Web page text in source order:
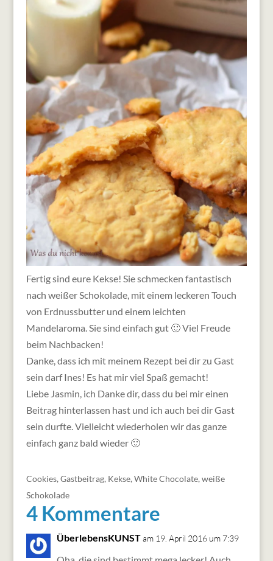
Fertig sind eure Kekse! Sie schmecken fantastisch
nach weißer Schokolade, mit einem leckeren Touch
von Erdnussbutter und einem leichten
Mandelaroma. Sie sind einfach gut 🙂 Viel Freude
beim Nachbacken!
Danke, dass ich mit meinem Rezept bei dir zu Gast
sein darf Ines! Es hat mir viel Spaß gemacht!
Liebe Jasmin, ich Danke dir, dass du bei mir einen
Beitrag hinterlassen hast und ich auch bei dir Gast
sein durfte. Vielleicht wiederholen wir das ganze
einfach ganz bald wieder 🙂
Cookies, Gastbeitrag, Kekse, White Chocolate, weiße
Schokolade
4 Kommentare
ÜberlebensKUNST am 19. April 2016 um 7:39